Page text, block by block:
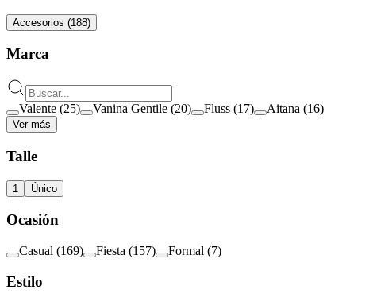
Accesorios (188)
Marca
Valente (25) Vanina Gentile (20) Fluss (17) Aitana (16)
Ver más
Talle
1 Único
Ocasión
Casual (169) Fiesta (157) Formal (7)
Estilo